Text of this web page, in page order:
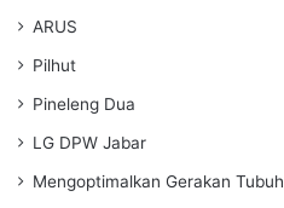
ARUS
Pilhut
Pineleng Dua
LG DPW Jabar
Mengoptimalkan Gerakan Tubuh